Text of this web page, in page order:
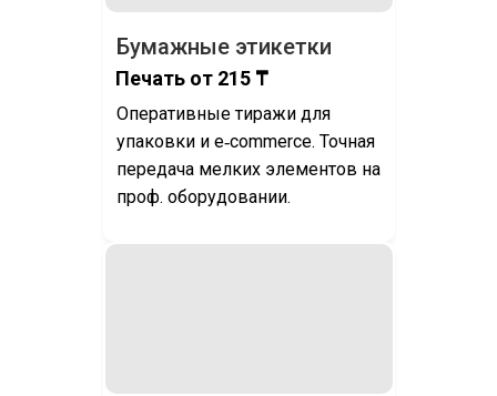
Бумажные этикетки
Печать от 215 ₸
Оперативные тиражи для
упаковки и e‑commerce. Точная
передача мелких элементов на
проф. оборудовании.